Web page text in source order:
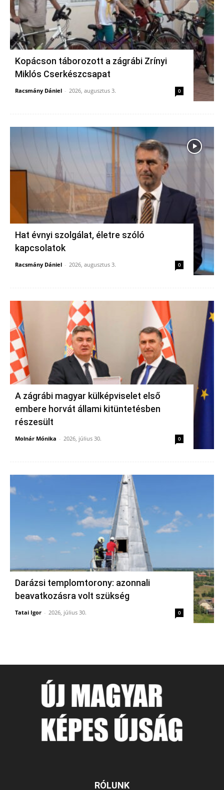
Kopácson táborozott a zágrábi Zrínyi
Miklós Cserkészcsapat
Racsmány Dániel - 2026, augusztus 3. 0
Hat évnyi szolgálat, életre szóló
kapcsolatok
Racsmány Dániel - 2026, augusztus 3. 0
A zágrábi magyar külképviselet első
embere horvát állami kitüntetésben
részesült
Molnár Mónika - 2026, július 30. 0
Darázsi templomtorony: azonnali
beavatkozásra volt szükség
Tatai Igor - 2026, július 30. 0
RÓLUNK